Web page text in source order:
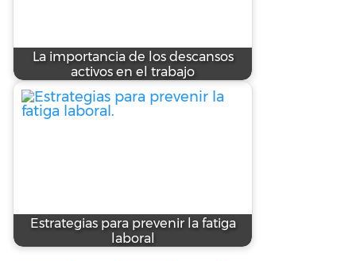
La importancia de los descansos
activos en el trabajo
Estrategias para prevenir la fatiga
laboral